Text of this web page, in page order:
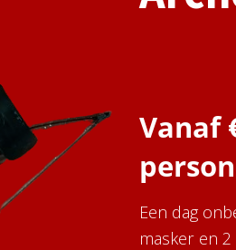
Vanaf
Een dag
masker en